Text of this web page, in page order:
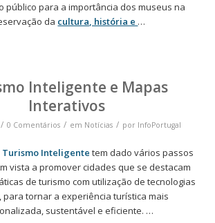
público para a importância dos museus na
da cultura, história e …
Inteligente e Mapas
Interativos
/ 0 Comentários / em Notícias / por InfoPortugal
Turismo Inteligente tem dado vários passos
vista a promover cidades que se destacam
de turismo com utilização de tecnologias
para tornar a experiência turística mais
sustentável e eficiente. …